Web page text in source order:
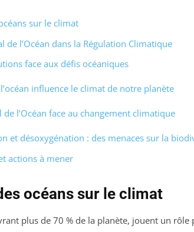
sur le climat
de l’Océan dans la Régulation Climatique
face aux défis océaniques
influence le climat de notre planète
de l’Océan face au changement climatique
et désoxygénation : des menaces sur la
actions à mener
océans sur le climat
plus de 70 % de la planète, jouent un